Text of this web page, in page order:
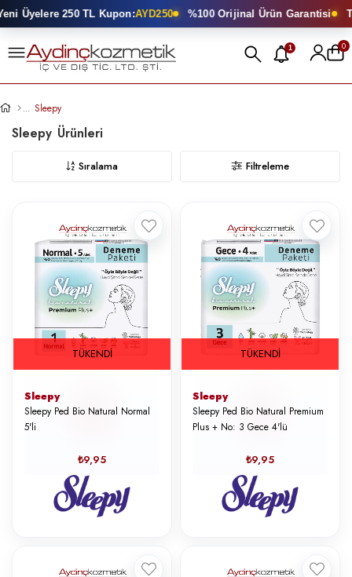
Üyelere 250 TL Kupon:AYD250 %100 Orijinal Ürün Garantisi
1 0
Sleepy
Sleepy
Filtreleme
Sıralama
TÜKENDI
Sleepy
Sleepy Ped Bio Natural Normal
5'li
₺9,95
TÜKENDI
Sleepy
Sleepy Ped Bio Natural Premium
Plus + No: 3 Gece 4'lü
₺9,95